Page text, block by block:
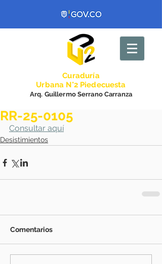
Curaduría
Urbana N°2 Piedecuesta
Arq. Guillermo Serrano Carranza
RR-25-0105
Consultar aquí
Desistimientos
Comentarios